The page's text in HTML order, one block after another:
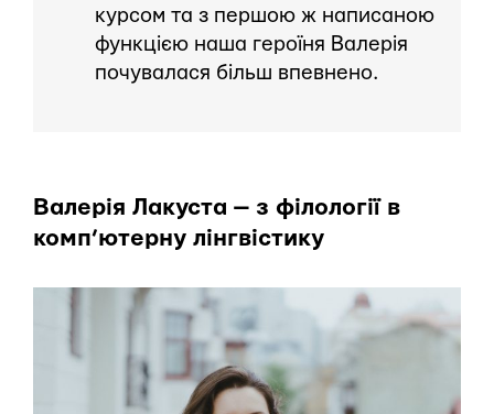
курсом та з першою ж написаною
функцією наша героїня Валерія
почувалася більш впевнено.
Валерія Лакуста — з філології в
комп’ютерну лінгвістику